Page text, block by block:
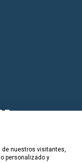
offrons la possibilité
confortables aux
de nuestros visitantes,
personalizado y